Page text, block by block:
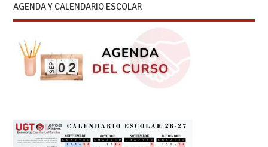
AGENDA Y CALENDARIO ESCOLAR